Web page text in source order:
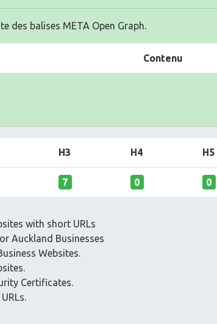
des balises META Open Graph.
Contenu
H3 H4 H5
7 0 0
with short URLs
Auckland Businesses
Websites.
Certificates.